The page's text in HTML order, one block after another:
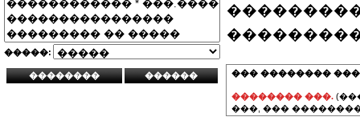
�����:
��� ��������
�������� ���.
���, ���